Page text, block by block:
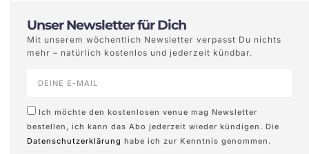
Unser Newsletter für Dich
Mit unserem wöchentlich Newsletter verpasst Du nichts
mehr – natürlich kostenlos und jederzeit kündbar.
Ich möchte den kostenlosen venue mag Newsletter
bestellen, ich kann das Abo jederzeit wieder kündigen. Die
Datenschutzerklärung habe ich zur Kenntnis genommen.